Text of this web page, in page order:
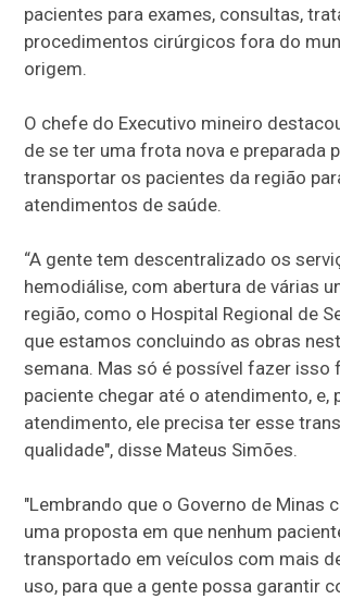
pacientes para exames, consultas,
procedimentos cirúrgicos fora do
origem.
O chefe do Executivo mineiro
de se ter uma frota nova e preparada
transportar os pacientes da região
atendimentos de saúde.
“A gente tem descentralizado os
hemodiálise, com abertura de várias
região, como o Hospital Regional de
que estamos concluindo as obras
semana. Mas só é possível fazer isso
paciente chegar até o atendimento, e,
atendimento, ele precisa ter esse
qualidade", disse Mateus Simões.
"Lembrando que o Governo de Minas
uma proposta em que nenhum
transportado em veículos com mais
uso, para que a gente possa garantir